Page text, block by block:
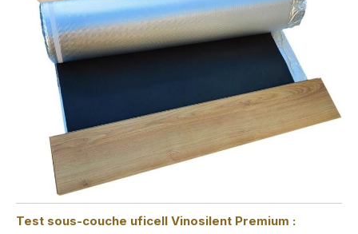
Test sous-couche uficell Vinosilent Premium :